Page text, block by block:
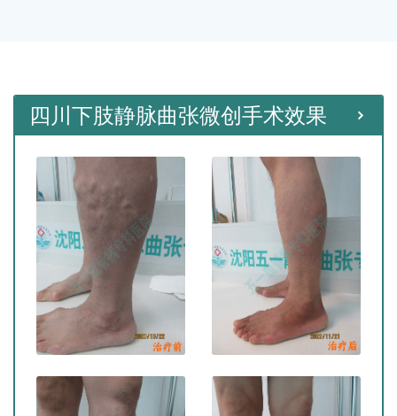
四川下肢静脉曲张微创手术效果